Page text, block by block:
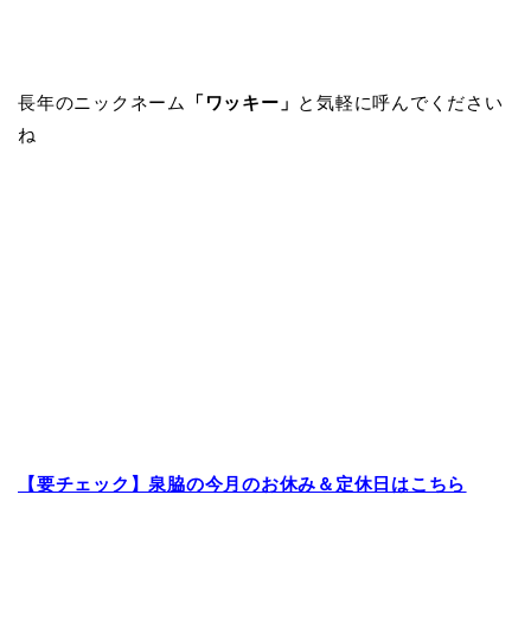
長年のニックネーム 「ワッキー」 と気軽に呼んでください
ね
【要チェック】泉脇の今月のお休み＆定休日はこちら